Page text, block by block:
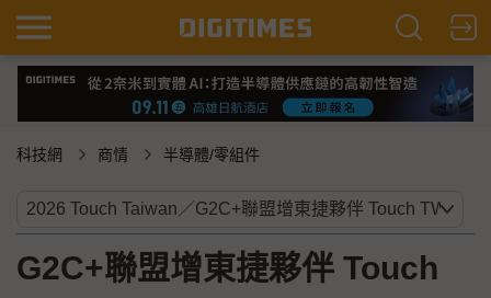
科技網 商情 半導體/零組件
G2C+聯盟增東捷夥伴 Touch